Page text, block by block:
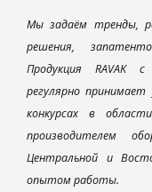
Мы задаём тренды,
решения,
Продукция RAVAK
регулярно
конкурсах в
производителем
Центральной и
опытом работы.